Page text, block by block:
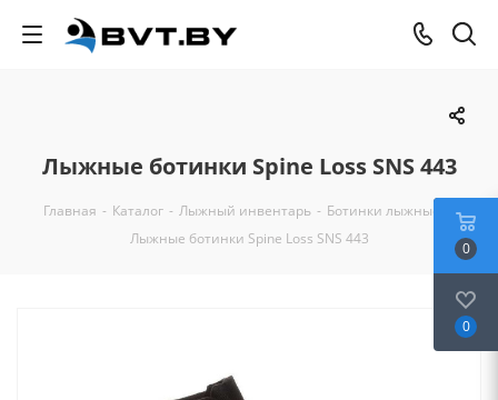
Лыжные ботинки Spine Loss SNS 443
Главная - Каталог - Лыжный инвентарь - Ботинки лыжные
Лыжные ботинки Spine Loss SNS 443
0
0